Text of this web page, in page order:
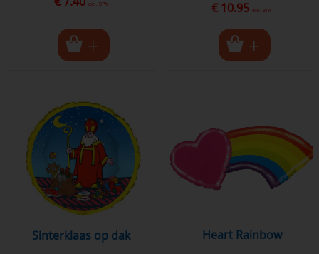
excl. BTW € 10.95 excl. BTW
sinterklaas op dak Heart Rainbow